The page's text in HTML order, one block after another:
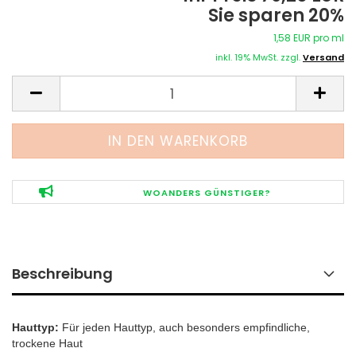
Sie sparen 20%
1,58 EUR pro ml
inkl. 19% MwSt. zzgl.Versand
WOANDERS GÜNSTIGER?
Beschreibung
Hauttyp: Für jeden Hauttyp, auch besonders empfindliche,
trockene Haut